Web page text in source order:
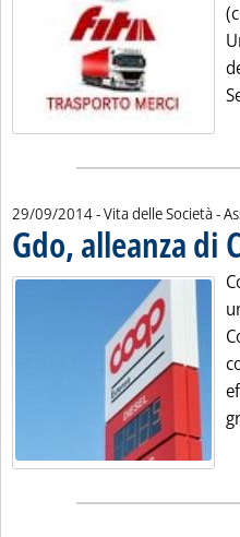
29/09/2014- Vita delle Società -
Gdo, alleanza di